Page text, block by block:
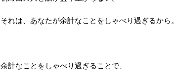
それは、あなたが余計なことをしゃべり過ぎるから。
余計なことをしゃべり過ぎることで、